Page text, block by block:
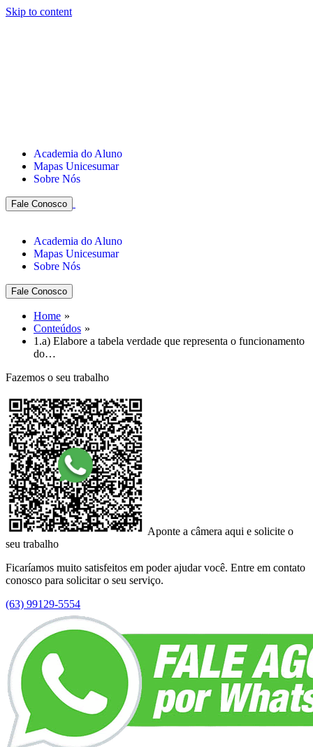
Skip to content
Academia do Aluno
Mapas Unicesumar
Sobre Nós
Fale Conosco
Academia do Aluno
Mapas Unicesumar
Sobre Nós
Fale Conosco
Home
Conteúdos
1.a) Elabore a tabela verdade que representa o funcionamento
do…
Fazemos o seu trabalho
Aponte a câmera aqui e solicite o
seu trabalho
Ficaríamos muito satisfeitos em poder ajudar você. Entre em contato
conosco para solicitar o seu serviço.
(63) 99129-5554